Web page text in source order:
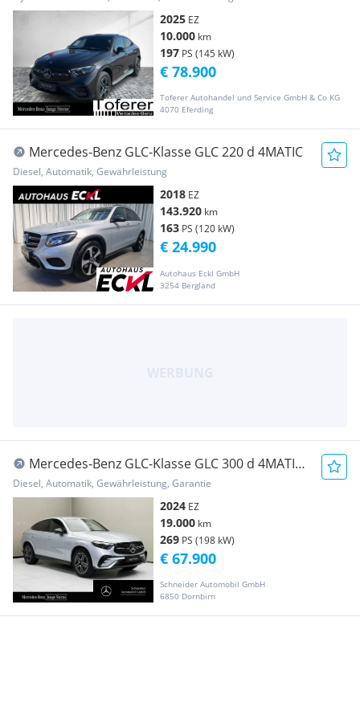
2025 EZ
10.000 km
197 PS (145 kW)
Toferer Autohandel und Service GmbH & Co KG
4070 Eferding
€ 78.900
Mercedes-Benz GLC-Klasse GLC 220 d 4MATIC
Diesel, Automatik, Gewährleistung
2018 EZ
143.920 km
163 PS (120 kW)
Autohaus Eckl GmbH
3254 Bergland
€ 24.990
Mercedes-Benz GLC-Klasse GLC 300 d 4MATIC
W-Paket Navi Sport S-Sitz
Diesel, Automatik, Gewährleistung, Garantie
2024 EZ
19.000 km
269 PS (198 kW)
Schneider Automobil GmbH
6850 Dornbirn
€ 67.900